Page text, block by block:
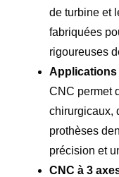
de turbine et
fabriquées
rigoureuses
Applications
CNC permet
chirurgicaux,
prothèses
précision et
CNC à 3